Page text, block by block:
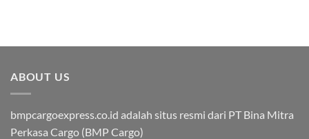
ABOUT US
bmpcargoexpress.co.id adalah situs resmi dari PT Bina Mitra
Perkasa Cargo (BMP Cargo)